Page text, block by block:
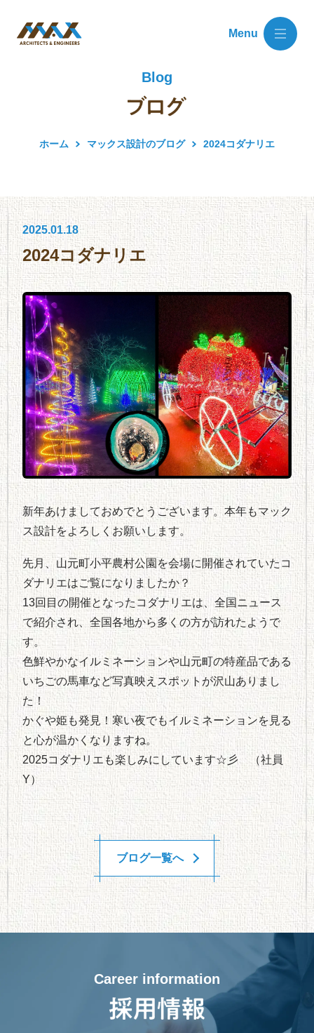
Menu
Blog
ホーム マックス設計のブログ 2024コダナリエ
2025.01.18
2024コダナリエ
新年あけましておめでとうございます。本年もマック
ス設計をよろしくお願いします。
先月、山元町小平農村公園を会場に開催されていたコ
ダナリエはご覧になりましたか？
13回目の開催となったコダナリエは、全国ニュース
で紹介され、全国各地から多くの方が訪れたようで
す。
色鮮やかなイルミネーションや山元町の特産品である
いちごの馬車など写真映えスポットが沢山ありまし
た！
かぐや姫も発見！寒い夜でもイルミネーションを見る
と心が温かくなりますね。
2025コダナリエも楽しみにしています☆彡 （社員
Y）
ブログ一覧へ
Career information